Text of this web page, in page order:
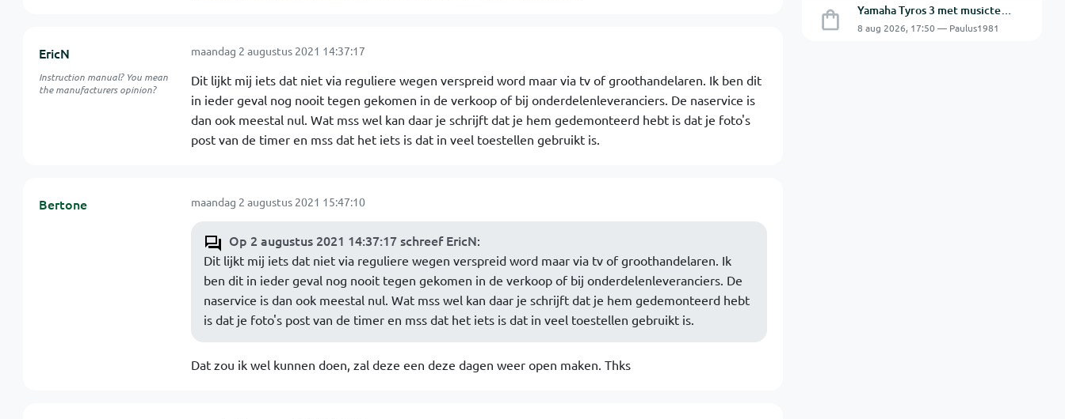
Yamaha Tyros 3 met musictech MT 50 B-Grif
8 aug 2026, 17:50 — Paulus1981
EricN
Instruction manual? You mean
the manufacturers opinion?
maandag 2 augustus 2021 14:37:17
Dit lijkt mij iets dat niet via reguliere wegen verspreid word maar via tv of groothandelaren. Ik ben dit
in ieder geval nog nooit tegen gekomen in de verkoop of bij onderdelenleveranciers. De naservice is
dan ook meestal nul. Wat mss wel kan daar je schrijft dat je hem gedemonteerd hebt is dat je foto's
post van de timer en mss dat het iets is dat in veel toestellen gebruikt is.
Bertone maandag 2 augustus 2021 15:47:10
Op 2 augustus 2021 14:37:17 schreef EricN:
Dit lijkt mij iets dat niet via reguliere wegen verspreid word maar via tv of groothandelaren. Ik
ben dit in ieder geval nog nooit tegen gekomen in de verkoop of bij onderdelenleveranciers. De
naservice is dan ook meestal nul. Wat mss wel kan daar je schrijft dat je hem gedemonteerd hebt
is dat je foto's post van de timer en mss dat het iets is dat in veel toestellen gebruikt is.
Dat zou ik wel kunnen doen, zal deze een deze dagen weer open maken. Thks